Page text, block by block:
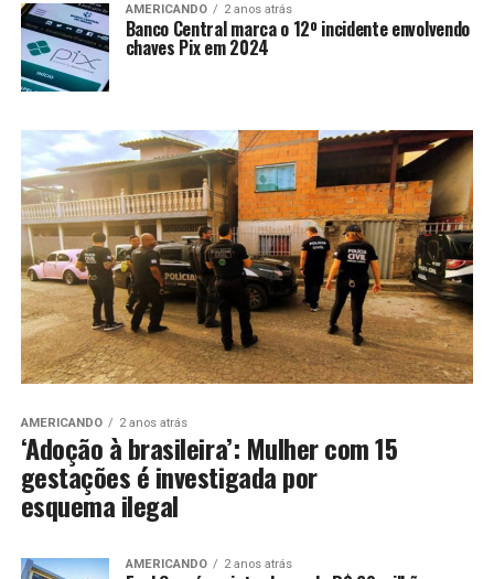
AMERICANDO 2 anos atrás
Banco Central marca o 12º incidente envolvendo
chaves Pix em 2024
AMERICANDO 2 anos atrás
‘Adoção à brasileira’: Mulher com 15
gestações é investigada por
esquema ilegal
AMERICANDO 2 anos atrás